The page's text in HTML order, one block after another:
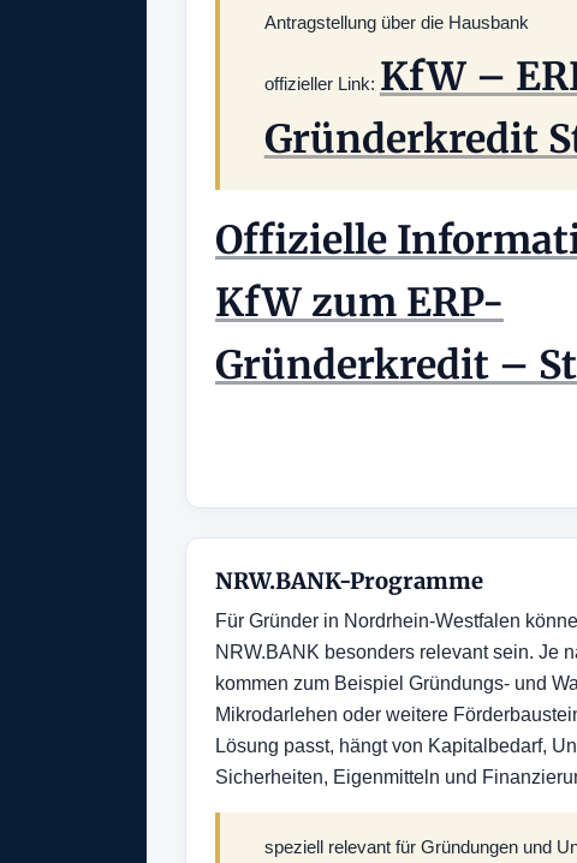
Antragstellung über die Hausbank
offizieller Link: KfW –
Gründerkredit
Offizielle
KfW zum ERP-
Gründerkredit –
NRW.BANK-Programme
Für Gründer in Nordrhein-Westfalen
NRW.BANK besonders relevant sein. Je
kommen zum Beispiel Gründungs- und
Mikrodarlehen oder weitere
Lösung passt, hängt von Kapitalbedarf,
Sicherheiten, Eigenmitteln und
speziell relevant für Gründungen und